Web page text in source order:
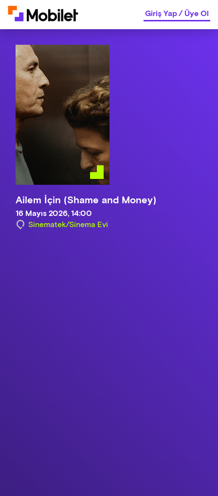
Giriş Yap/Üye Ol
Ailem İçin (Shame and Money)
16 Mayıs 2026, 14:00
Sinematek/Sinema Evi